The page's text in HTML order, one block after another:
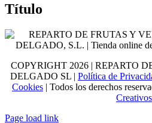
view
Título
COPYRIGHT 2026 | REPARTO
DELGADO SL | Política de
Cookies | Todos los derechos
Creativos
Page load link